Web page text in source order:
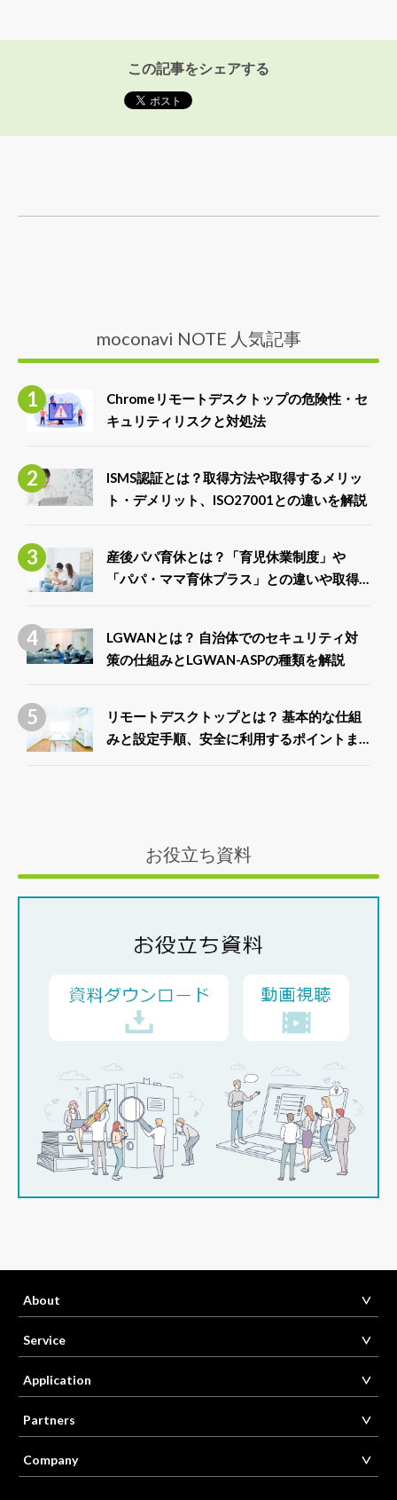
この記事をシェアする
moconavi NOTE 人気記事
Chromeリモートデスクトップの危険性・セ
キュリティリスクと対処法
ISMS認証とは？取得方法や取得するメリッ
ト・デメリット、ISO27001との違いを解説
産後パパ育休とは？「育児休業制度」や
「パパ・ママ育休プラス」との違いや取得
LGWANとは？ 自治体でのセキュリティ対
策の仕組みとLGWAN-ASPの種類を解説
リモートデスクトップとは？ 基本的な仕組
みと設定手順、安全に利用するポイントま
お役立ち資料
About
Service
Application
Partners
Company